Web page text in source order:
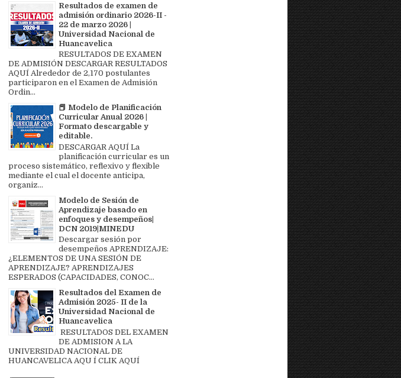
Resultados de examen de
admisión ordinario 2026-II -
22 de marzo 2026 |
Universidad Nacional de
Huancavelica
RESULTADOS DE EXAMEN
DE ADMISIÓN DESCARGAR RESULTADOS
AQUÍ Alrededor de 2,170 postulantes
participaron en el Examen de Admisión
Ordin...
📕 Modelo de Planificación
Curricular Anual 2026 |
Formato descargable y
editable.
DESCARGAR AQUÍ La
planificación curricular es un
proceso sistemático, reflexivo y flexible
mediante el cual el docente anticipa,
organiz...
Modelo de Sesión de
Aprendizaje basado en
enfoques y desempeños|
DCN 2019|MINEDU
Descargar sesión por
desempeños APRENDIZAJE:
¿ELEMENTOS DE UNA SESIÓN DE
APRENDIZAJE? APRENDIZAJES
ESPERADOS (CAPACIDADES, CONOC...
Resultados del Examen de
Admisión 2025- II de la
Universidad Nacional de
Huancavelica
RESULTADOS DEL EXAMEN
DE ADMISION A LA
UNIVERSIDAD NACIONAL DE
HUANCAVELICA AQU Í CLIK AQUÍ